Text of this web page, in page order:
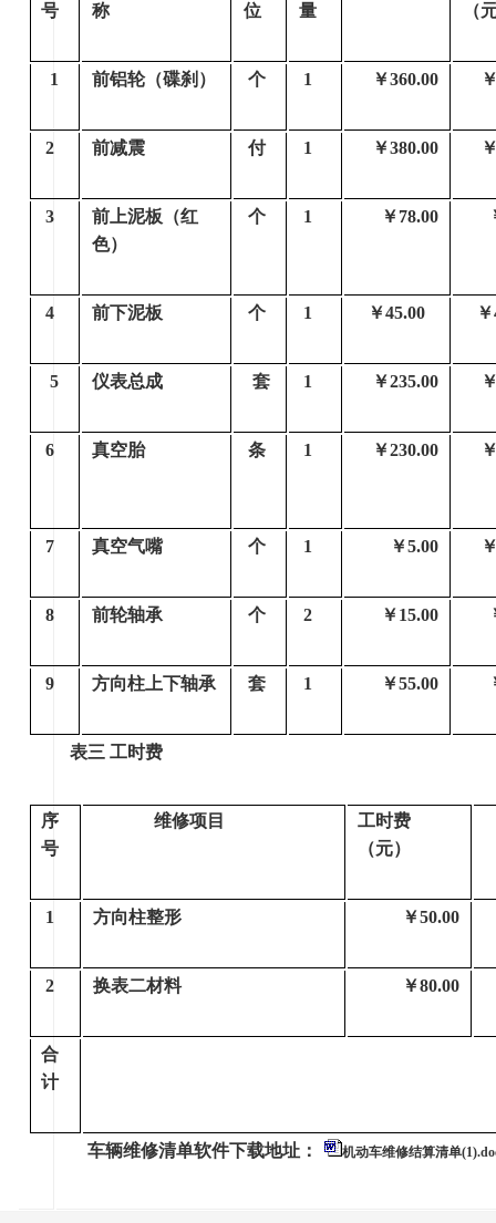
号
称
位
量
（
1 前铝轮（碟刹） 个 1 ￥360.00
2 前减震 付 1 ￥380.00
3
前上泥板（红
色）
个 1 ￥78.00
4 前下泥板 个 1 ￥45.00 ￥
5 仪表总成 套 1 ￥235.00
6 真空胎 条 1 ￥230.00
7 真空气嘴 个 1 ￥5.00 ￥
8 前轮轴承 个 2 ￥15.00
9 方向柱上下轴承 套 1 ￥55.00
表三 工时费
序
号
维修项目
工时费
（元）
1 方向柱整形 ￥50.00
2 换表二材料 ￥80.00
合
计
车辆维修清单软件下载地址： 机动车维修结算清单